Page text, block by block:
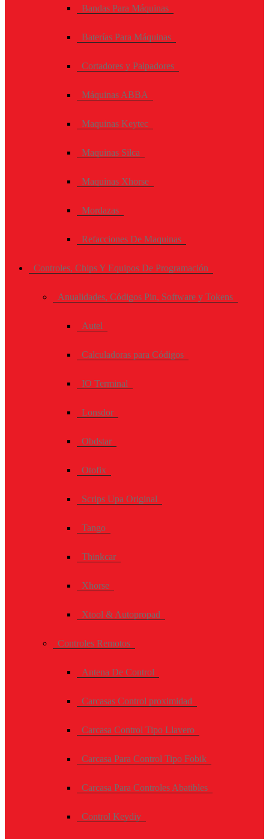
Bandas Para Máquinas
Baterías Para Máquinas
Cortadores y Palpadores
Máquinas ABBA
Maquinas Keytec
Maquinas Silca
Maquinas Xhorse
Mordazas
Refacciones De Maquinas
Controles, Chips Y Equipos De Programación
Anualidades, Códigos Pin, Software y Tokens
Autel
Calculadoras para Códigos
IO Terminal
Lonsdor
Obdstar
Otofix
Scrips Upa Original
Tango
Thinkcar
Xhorse
Xtool & Autopropad
Controles Remotos
Antena De Control
Carcasas Control proximidad
Carcasa Control Tipo Llavero
Carcasa Para Control Tipo Fobik
Carcasa Para Controles Abatibles
Control Keydiy